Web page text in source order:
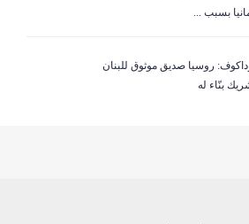
بسبب ...
روسيا صديق موثوق للبنان
بنّاء له